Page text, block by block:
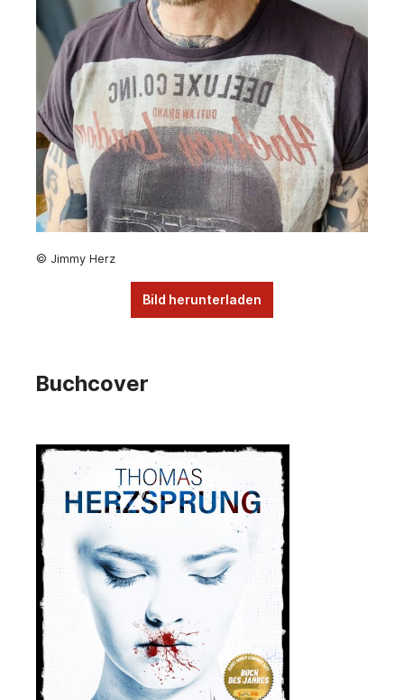
© Jimmy Herz
Bild herunterladen
Buchcover